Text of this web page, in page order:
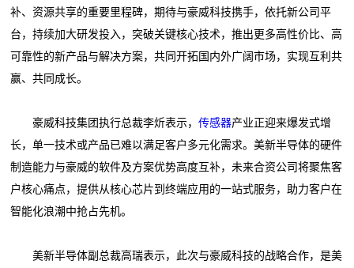
补、资源共享的重要里程碑，期待与豪威科技携手，依托新公司平
台，持续加大研发投入，突破关键核心技术，推出更多高性价比、高
可靠性的新产品与解决方案，共同开拓国内外广阔市场，实现互利共
赢、共同成长。
豪威科技集团执行总裁李炘表示，传感器产业正迎来爆发式增
长，单一技术或产品已难以满足客户多元化需求。美新半导体的硬件
制造能力与豪威的软件及方案优势高度互补，未来合资公司将聚焦客
户核心痛点，提供从核心芯片到终端应用的一站式服务，助力客户在
智能化浪潮中抢占先机。
美新半导体副总裁高瑞表示，此次与豪威科技的战略合作，是美